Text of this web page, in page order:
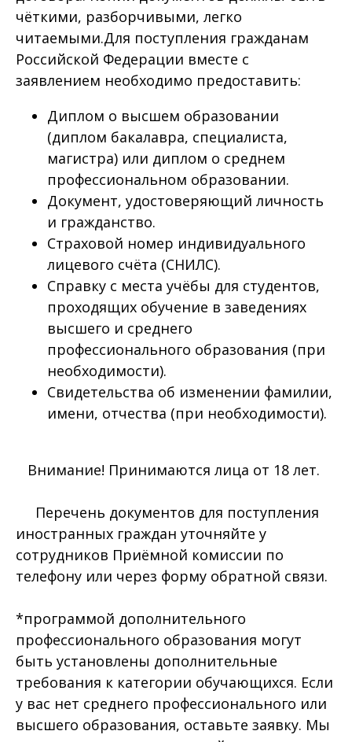
чёткими, разборчивыми, легко
читаемыми.Для поступления гражданам
Российской Федерации вместе с
заявлением необходимо предоставить:
Диплом о высшем образовании
(диплом бакалавра, специалиста,
магистра) или диплом о среднем
профессиональном образовании.
Документ, удостоверяющий личность
и гражданство.
Страховой номер индивидуального
лицевого счёта (СНИЛС).
Справку с места учёбы для студентов,
проходящих обучение в заведениях
высшего и среднего
профессионального образования (при
необходимости).
Свидетельства об изменении фамилии,
имени, отчества (при необходимости).
Внимание! Принимаются лица от 18 лет.
Перечень документов для поступления
иностранных граждан уточняйте у
сотрудников Приёмной комиссии по
телефону или через форму обратной связи.
*программой дополнительного
профессионального образования могут
быть установлены дополнительные
требования к категории обучающихся. Если
у вас нет среднего профессионального или
высшего образования, оставьте заявку. Мы